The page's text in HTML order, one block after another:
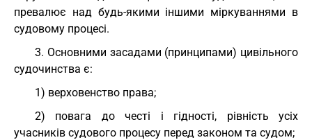
превалює над будь-якими іншими міркуваннями в
судовому процесі.
3. Основними засадами (принципами) цивільного
судочинства є:
1) верховенство права;
2) повага до честі і гідності, рівність усіх
учасників судового процесу перед законом та судом;